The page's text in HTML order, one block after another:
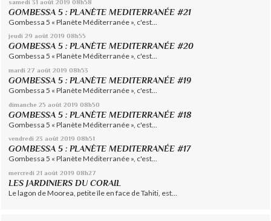
samedi 31 août 2019 08h58
GOMBESSA 5 : PLANÈTE MEDITERRANÉE #21
Gombessa 5 « Planète Méditerranée », c'est...
jeudi 29 août 2019 08h55
GOMBESSA 5 : PLANÈTE MEDITERRANÉE #20
Gombessa 5 « Planète Méditerranée », c'est...
mardi 27 août 2019 08h53
GOMBESSA 5 : PLANÈTE MEDITERRANÉE #19
Gombessa 5 « Planète Méditerranée », c'est...
dimanche 25 août 2019 08h50
GOMBESSA 5 : PLANÈTE MEDITERRANÉE #18
Gombessa 5 « Planète Méditerranée », c'est...
vendredi 23 août 2019 08h51
GOMBESSA 5 : PLANÈTE MEDITERRANÉE #17
Gombessa 5 « Planète Méditerranée », c'est...
mercredi 21 août 2019 08h27
LES JARDINIERS DU CORAIL
Le lagon de Moorea, petite île en face de Tahiti, est...